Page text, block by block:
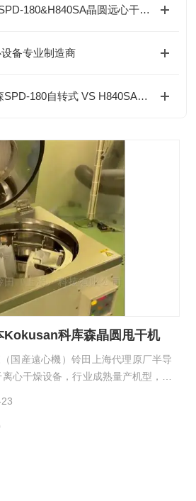
自转VS对向怎么选？ SPD-180&H840SA晶圆远心干燥机全维度技术选型
备专业制造商
日本KOKUSAN 科库森SPD-180自转式 VS H840SA对向式远心干燥机 全解析
Kokusan科库森晶圆甩干机
国産遠心機）铃田上海代理原厂半导
心干燥设备，行业成熟量产机型，依
式离心干燥机、SPD-180 自转式离心